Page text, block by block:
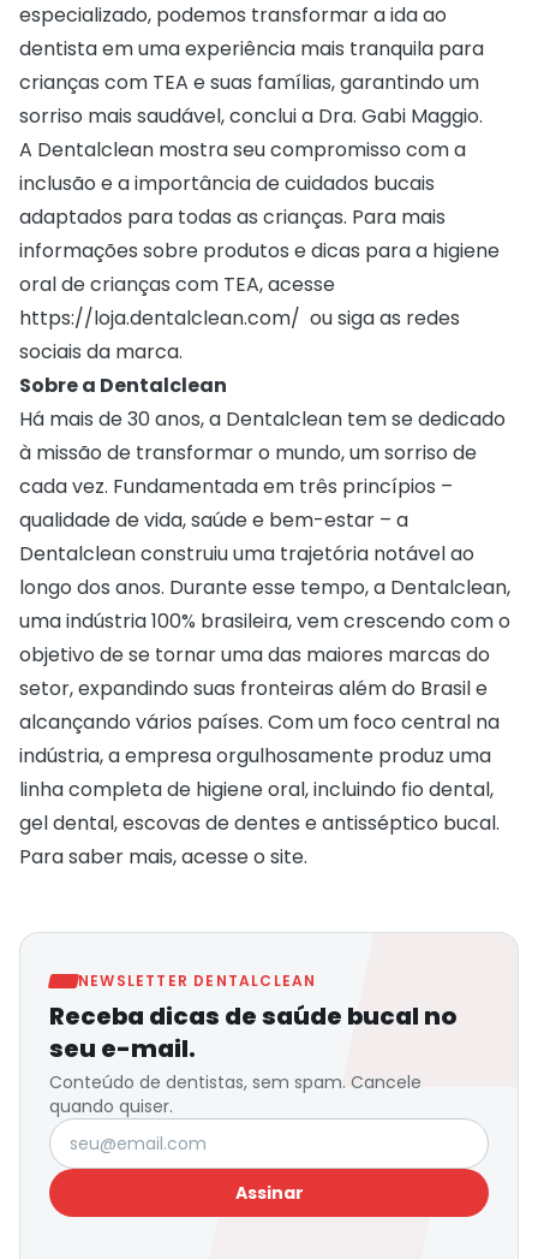
especializado, podemos transformar a ida ao
dentista em uma experiência mais tranquila para
crianças com TEA e suas famílias, garantindo um
sorriso mais saudável, conclui a Dra. Gabi Maggio.
A Dentalclean mostra seu compromisso com a
inclusão e a importância de cuidados bucais
adaptados para todas as crianças. Para mais
informações sobre produtos e dicas para a higiene
oral de crianças com TEA, acesse
https://loja.dentalclean.com/ ou siga as redes
sociais da marca.
Sobre a Dentalclean
Há mais de 30 anos, a Dentalclean tem se dedicado
à missão de transformar o mundo, um sorriso de
cada vez. Fundamentada em três princípios –
qualidade de vida, saúde e bem-estar – a
Dentalclean construiu uma trajetória notável ao
longo dos anos. Durante esse tempo, a Dentalclean,
uma indústria 100% brasileira, vem crescendo com o
objetivo de se tornar uma das maiores marcas do
setor, expandindo suas fronteiras além do Brasil e
alcançando vários países. Com um foco central na
indústria, a empresa orgulhosamente produz uma
linha completa de higiene oral, incluindo fio dental,
gel dental, escovas de dentes e antisséptico bucal.
Para saber mais, acesse o site.
NEWSLETTER DENTALCLEAN
Receba dicas de saúde bucal no
seu e-mail.
Conteúdo de dentistas, sem spam. Cancele
quando quiser.
Seu e-mail
Assinar